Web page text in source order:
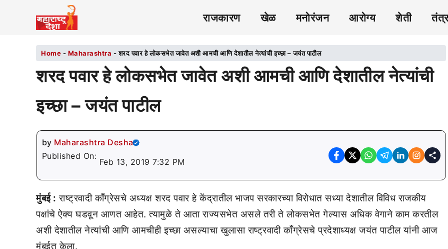
राजकारण खेळ मनोरंजन आरोग्य शेती
Home - Maharashtra -शरद पवार हे लोकसभेत जावेत अशी आमची आणि देशातील नेत्यांची इच्छा – जयंत पाटील
शरद पवार हे लोकसभेत जावेत अशी आमची आणि देशातील नेत्यांची
इच्छा – जयंत पाटील
by Maharashtra Desha
Published On:
Feb 13, 2019 7:32 PM
मुंबई : राष्ट्रवादी काँग्रेसचे अध्यक्ष शरद पवार हे केंद्रातील भाजप सरकारच्या विरोधात सध्या देशातील विविध राजकीय
पक्षांचे ऐक्य घडवून आणत आहेत. त्यामुळे ते आता राज्यसभेत असले तरी ते लोकसभेत गेल्यास अधिक वेगाने काम करतील
अशी देशातील नेत्यांची आणि आमचीही इच्छा असल्याचा खुलासा राष्ट्रवादी काँग्रेसचे प्रदेशाध्यक्ष जयंत पाटील यांनी आज
मुंबईत केला.